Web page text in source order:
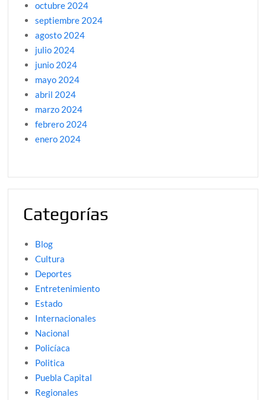
octubre 2024
septiembre 2024
agosto 2024
julio 2024
junio 2024
mayo 2024
abril 2024
marzo 2024
febrero 2024
enero 2024
Categorías
Blog
Cultura
Deportes
Entretenimiento
Estado
Internacionales
Nacional
Policíaca
Politica
Puebla Capital
Regionales